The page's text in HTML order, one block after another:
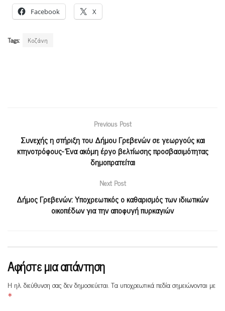
Facebook X
Tags: Κοζάνη
Previous Post
Συνεχής η στήριξη του Δήμου Γρεβενών σε γεωργούς και
κτηνοτρόφους- Ένα ακόμη έργο βελτίωσης προσβασιμότητας
δημοπρατείται
Next Post
Δήμος Γρεβενών: Υποχρεωτικός ο καθαρισμός των ιδιωτικών
οικοπέδων για την αποφυγή πυρκαγιών
Αφήστε μια απάντηση
Η ηλ. διεύθυνση σας δεν δημοσιεύεται.Τα υποχρεωτικά πεδία σημειώνονται με
*